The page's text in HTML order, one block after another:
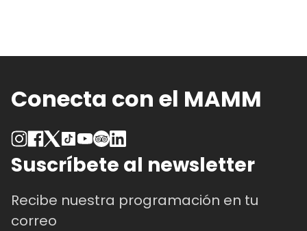
Conecta con el MAMM
Suscríbete al newsletter
Recibe nuestra programación en tu
correo